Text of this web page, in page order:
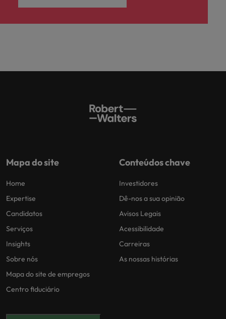
Mapa do site
Home
Expertise
Candidatos
Serviços
Insights
Sobre nós
Mapa do site de empregos
Centro fiduciário
Conteúdos chave
Investidores
Dê-nos a sua opinião
Avisos Legais
Acessibilidade
Carreiras
As nossas histórias